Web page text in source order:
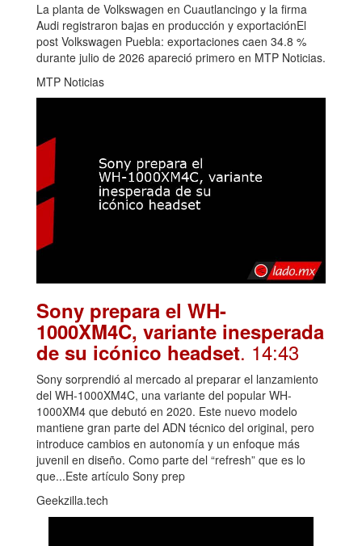
La planta de Volkswagen en Cuautlancingo y la firma
Audi registraron bajas en producción y exportaciónEl
post Volkswagen Puebla: exportaciones caen 34.8 %
durante julio de 2026 apareció primero en MTP Noticias.
MTP Noticias
Sony prepara el WH-
1000XM4C, variante inesperada
de su icónico headset. 14:43
Sony sorprendió al mercado al preparar el lanzamiento
del WH-1000XM4C, una variante del popular WH-
1000XM4 que debutó en 2020. Este nuevo modelo
mantiene gran parte del ADN técnico del original, pero
introduce cambios en autonomía y un enfoque más
juvenil en diseño. Como parte del “refresh” que es lo
que...Este artículo Sony prep
Geekzilla.tech